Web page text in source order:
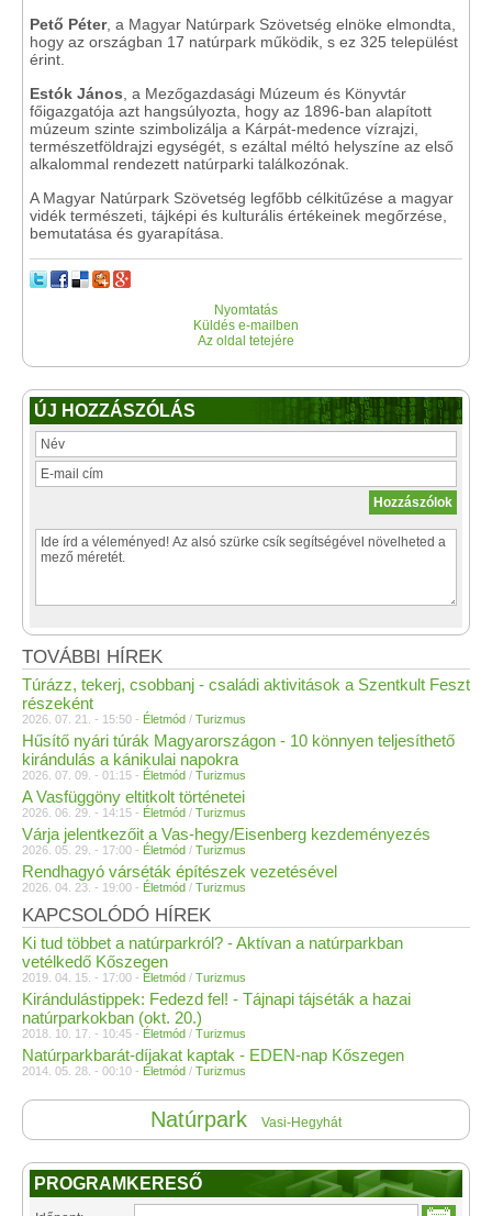
Pető Péter, a Magyar Natúrpark Szövetség elnöke elmondta,
hogy az országban 17 natúrpark működik, s ez 325 települést
érint.
Estók János , a Mezőgazdasági Múzeum és Könyvtár
főigazgatója azt hangsúlyozta, hogy az 1896-ban alapított
múzeum szinte szimbolizálja a Kárpát-medence vízrajzi,
természetföldrajzi egységét, s ezáltal méltó helyszíne az első
alkalommal rendezett natúrparki találkozónak.
A Magyar Natúrpark Szövetség legfőbb célkitűzése a magyar
vidék természeti, tájképi és kulturális értékeinek megőrzése,
bemutatása és gyarapítása.
Nyomtatás
Küldés e-mailben
Az oldal tetejére
ÚJ HOZZÁSZÓLÁS
TOVÁBBI HÍREK
Túrázz, tekerj, csobbanj - családi aktivitások a Szentkult Feszt
részeként
2026. 07. 21. - 15:50 - Életmód / Turizmus
Hűsítő nyári túrák Magyarországon - 10 könnyen teljesíthető
kirándulás a kánikulai napokra
2026. 07. 09. - 01:15 - Életmód / Turizmus
A Vasfüggöny eltitkolt történetei
2026. 06. 29. - 14:15 - Életmód / Turizmus
Várja jelentkezőit a Vas-hegy/Eisenberg kezdeményezés
2026. 05. 29. - 17:00 - Életmód / Turizmus
Rendhagyó várséták építészek vezetésével
2026. 04. 23. - 19:00 - Életmód / Turizmus
KAPCSOLÓDÓ HÍREK
Ki tud többet a natúrparkról? - Aktívan a natúrparkban
vetélkedő Kőszegen
2019. 04. 15. - 17:00 - Életmód / Turizmus
Kirándulástippek: Fedezd fel! - Tájnapi tájséták a hazai
natúrparkokban (okt. 20.)
2018. 10. 17. - 10:45 - Életmód / Turizmus
Natúrparkbarát-díjakat kaptak - EDEN-nap Kőszegen
2014. 05. 28. - 00:10 - Életmód / Turizmus
Natúrpark Vasi-Hegyhát
PROGRAMKERESŐ